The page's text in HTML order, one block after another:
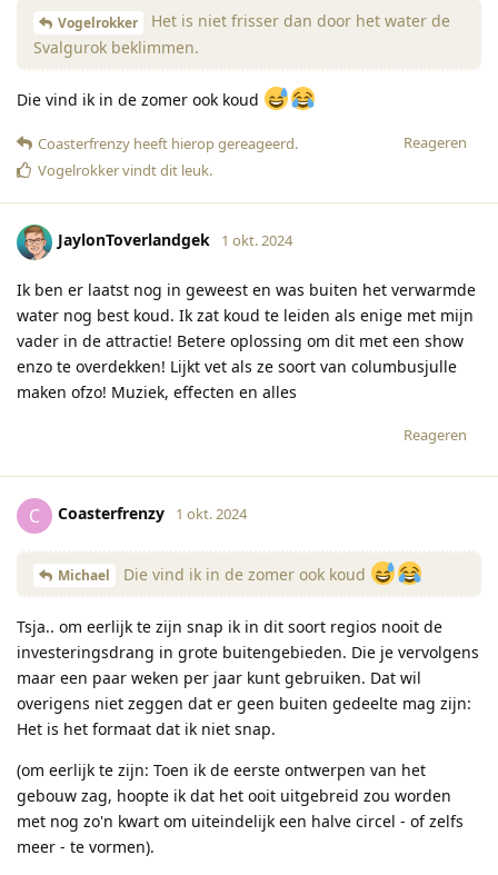
Vogelrokker
Het is niet frisser dan door het water de
Svalgurok beklimmen.
Die vind ik in de zomer ook koud
Reageren
Coasterfrenzy heeft hierop gereageerd.
Vogelrokkervindt dit leuk.
JaylonToverlandgek 1 okt. 2024
Ik ben er laatst nog in geweest en was buiten het verwarmde
water nog best koud. Ik zat koud te leiden als enige met mijn
vader in de attractie! Betere oplossing om dit met een show
enzo te overdekken! Lijkt vet als ze soort van columbusjulle
maken ofzo! Muziek, effecten en alles
Reageren
C Coasterfrenzy 1 okt. 2024
Michael Die vind ik in de zomer ook koud
Tsja.. om eerlijk te zijn snap ik in dit soort regios nooit de
investeringsdrang in grote buitengebieden. Die je vervolgens
maar een paar weken per jaar kunt gebruiken. Dat wil
overigens niet zeggen dat er geen buiten gedeelte mag zijn:
Het is het formaat dat ik niet snap.
(om eerlijk te zijn: Toen ik de eerste ontwerpen van het
gebouw zag, hoopte ik dat het ooit uitgebreid zou worden
met nog zo'n kwart om uiteindelijk een halve circel - of zelfs
meer - te vormen).